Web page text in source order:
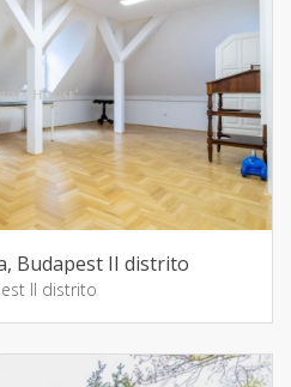
Budapest II distrito
II distrito